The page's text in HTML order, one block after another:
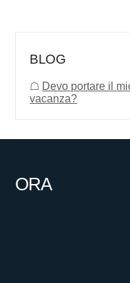
BLOG
☖ Devo portare il
vacanza?
ORA